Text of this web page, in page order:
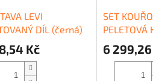
LEVI
DÍL (černá)
Kč
SET
mm+500
6